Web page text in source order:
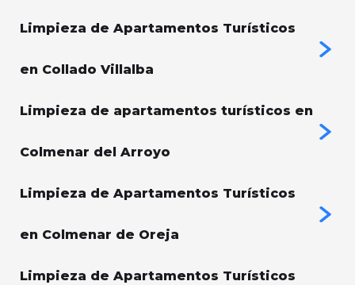
Limpieza de Apartamentos Turísticos
en Collado Villalba
Limpieza de apartamentos turísticos en
Colmenar del Arroyo
Limpieza de Apartamentos Turísticos
en Colmenar de Oreja
Limpieza de Apartamentos Turísticos